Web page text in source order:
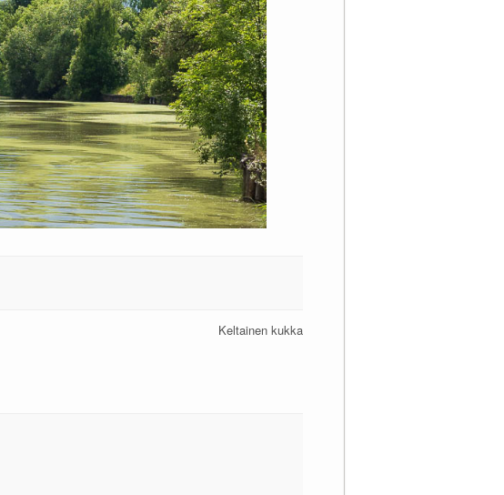
Keltainen kukka